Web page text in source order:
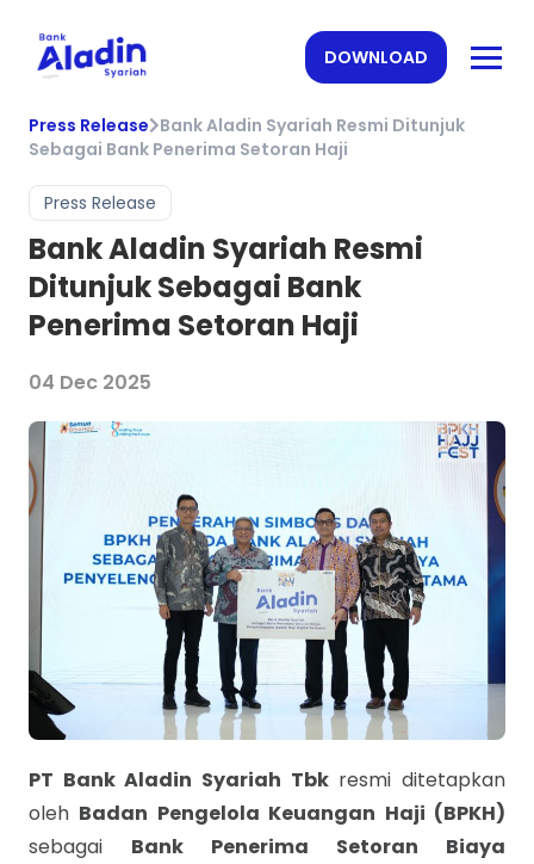
DOWNLOAD
Press Release Bank Aladin Syariah Resmi Ditunjuk
Sebagai Bank Penerima Setoran Haji
Press Release
Bank Aladin Syariah Resmi
Ditunjuk Sebagai Bank
Penerima Setoran Haji
04 Dec 2025
PT Bank Aladin Syariah Tbkresmi ditetapkan
oleh Badan Pengelola Keuangan Haji (BPKH)
sebagai Bank Penerima Setoran Biaya